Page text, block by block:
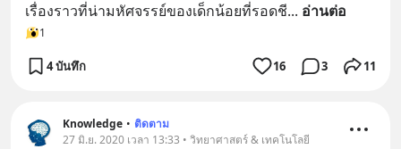
เรื่องราวที่น่ามหัศจรรย์ของเด็กน้อยที่รอดชี... อ่านต่อ
1
4 บันทึก 16 3 11
Knowledge • ติดตาม
27 มิ.ย. 2020 เวลา 13:33 • วิทยาศาสตร์ & เทคโนโลยี